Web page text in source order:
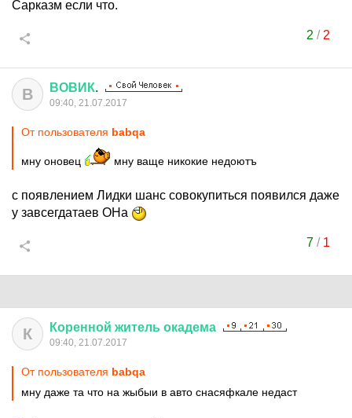
Сарказм если что.
2 / 2
В ВОВИК.
09:40, 21.07.2017
От пользователя babqa
мну оновец мну ваще никокие недоютъ
с появлением Лидки шанс совокупиться появился даже
у завсегдатаев ОНа
7/ 1
К Коренной житель окадема
09:40, 21.07.2017
От пользователя babqa
мну даже та что на жыбыи в авто снасяфкале недаст